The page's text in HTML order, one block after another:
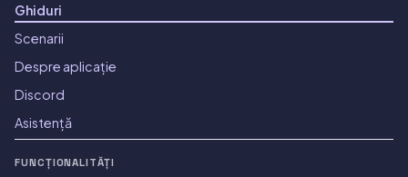
Ghiduri
Scenarii
Despre aplicație
Discord
Asistență
FUNCȚIONALITĂȚI